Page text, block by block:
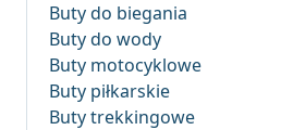
Buty do biegania
Buty do wody
Buty motocyklowe
Buty piłkarskie
Buty trekkingowe